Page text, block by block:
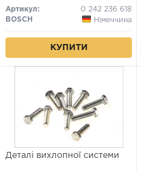
Артикул:
0 242 236 618
BOSCH
Німеччина
КУПИТИ
Деталі вихлопної системи